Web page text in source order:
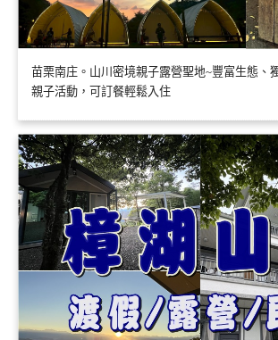
苗栗南庄。山川密境親子露營聖地~豐富生態、
親子活動，可訂餐輕鬆入住